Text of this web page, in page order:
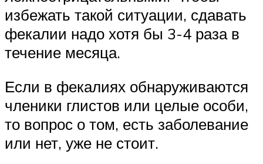
избежать такой ситуации, сдавать
фекалии надо хотя бы 3-4 раза в
течение месяца.
Если в фекалиях обнаруживаются
членики глистов или целые особи,
то вопрос о том, есть заболевание
или нет, уже не стоит.